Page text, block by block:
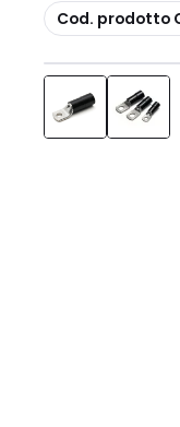
copia
Cod. prodotto